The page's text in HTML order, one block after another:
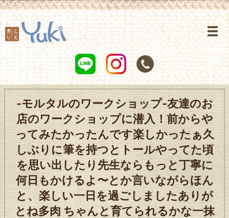
-モルタルのワークショップ-友達のお
店のワークショップに潜入！前からや
ってみたかったんです楽しかったぁ久
しぶりに筆を持つとトールやってた頃
を思い出したり先生ならもっと丁寧に
何日もかけるよ〜とか言いながらほん
と、楽しい一日を過ごしましたありが
とね多肉 ちゃんと育てられるかな一抹